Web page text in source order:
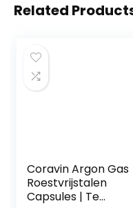
Related
Coravin Argon Gas
Roestvrijstalen
Capsules | Te